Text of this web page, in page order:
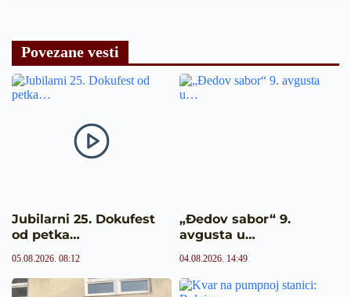
Povezane vesti
Jubilarni 25. Dokufest
od petka…
05.08.2026. 08:12
„Đedov sabor“ 9.
avgusta u…
04.08.2026. 14:49